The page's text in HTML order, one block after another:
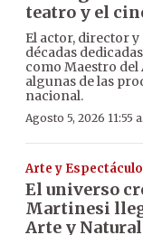
teatro y el
El actor, director y
décadas
como Maestro
algunas de las
nacional.
Agosto 5, 2026 11:55
Arte y
El universo
Martinesi
Arte y